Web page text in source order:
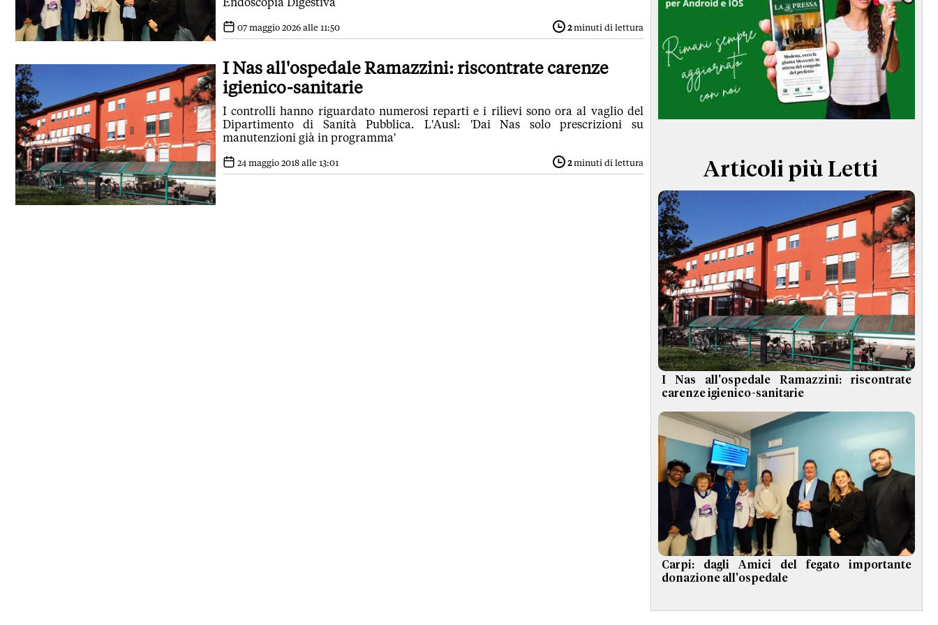
TERMINI e CONDIZIONI
07 maggio 2026 alle 11:50 2minuti di lettura
I Nas all'ospedale Ramazzini: riscontrate carenze
igienico-sanitarie
I controlli hanno riguardato numerosi reparti e i rilievi sono ora al vaglio del
Dipartimento di Sanità Pubblica. L'Ausl: 'Dai Nas solo prescrizioni su
manutenzioni già in programma'
24 maggio 2018 alle 13:01 2minuti di lettura Articoli più Letti
I Nas all'ospedale Ramazzini: riscontrate
carenze igienico-sanitarie
Carpi: dagli Amici del fegato importante
donazione all'ospedale